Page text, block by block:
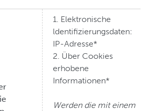
1. Elektronische
ldentifizierungsdaten:
IP-Adresse*
2. Über Cookies
erhobene
Informationen*
Werden die mit einem